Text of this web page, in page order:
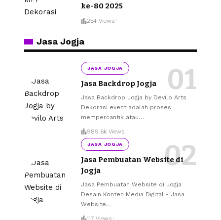
ke-80 2025
254 Views
Jasa Jogja
JASA JOGJA
Jasa Backdrop Jogja
Jasa Backdrop Jogja by Devilo Arts
Dekorasi event adalah proses
mempercantik atau…
989.6k Views
JASA JOGJA
Jasa Pembuatan Website di
Jogja
Jasa Pembuatan Website di Jogja
Desain Konten Media Digital - Jasa
Website…